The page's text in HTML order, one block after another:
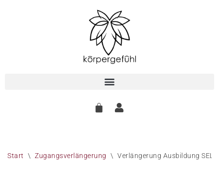
Start \ Zugangsverlängerung \ Verlängerung Ausbildung